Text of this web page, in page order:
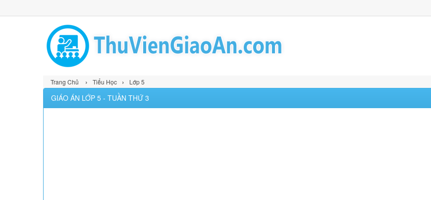
Trang Chủ › Tiểu Học › Lớp 5
GIÁO ÁN LỚP 5 - TUẦN THỨ 3